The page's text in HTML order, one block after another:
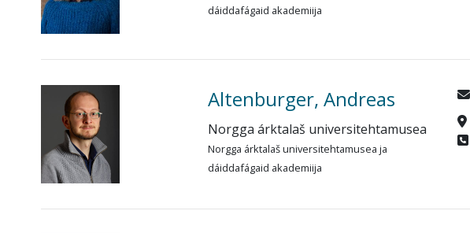
dáiddafágaid akademiija
Altenburger, Andreas
Norgga árktalaš universitehtamusea
Norgga árktalaš universitehtamusea ja
dáiddafágaid akademiija